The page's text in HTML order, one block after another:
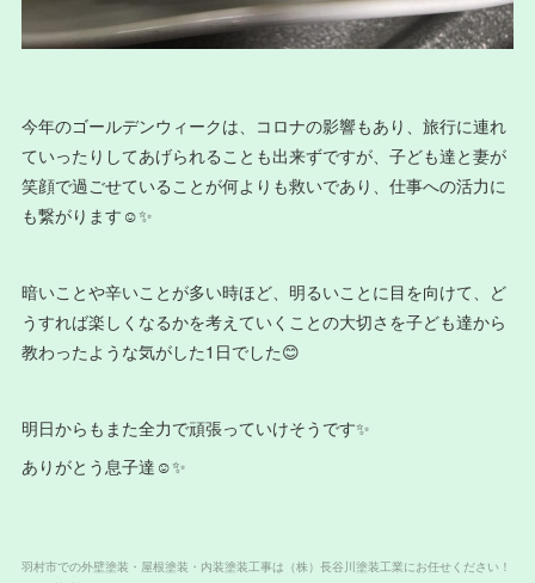
今年のゴールデンウィークは、コロナの影響もあり、旅行に連れ
ていったりしてあげられることも出来ずですが、子ども達と妻が
笑顔で過ごせていることが何よりも救いであり、仕事への活力に
も繋がります☺️✨
暗いことや辛いことが多い時ほど、明るいことに目を向けて、ど
うすれば楽しくなるかを考えていくことの大切さを子ども達から
教わったような気がした1日でした😊
明日からもまた全力で頑張っていけそうです✨
ありがとう息子達☺️✨
羽村市での外壁塗装・屋根塗装・内装塗装工事は（株）長谷川塗装工業にお任せください！